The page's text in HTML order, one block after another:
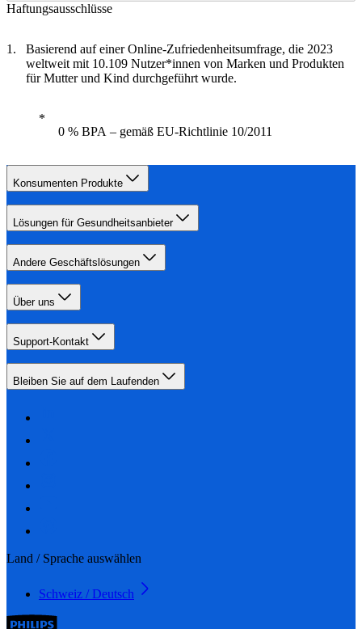
Haftungsausschlüsse
Basierend auf einer Online-Zufriedenheitsumfrage, die 2023
weltweit mit 10.109 Nutzer*innen von Marken und Produkten
für Mutter und Kind durchgeführt wurde.
0 % BPA – gemäß EU-Richtlinie 10/2011
Konsumenten Produkte
Lösungen für Gesundheitsanbieter
Andere Geschäftslösungen
Über uns
Support-Kontakt
Bleiben Sie auf dem Laufenden
Land / Sprache auswählen
Schweiz / Deutsch